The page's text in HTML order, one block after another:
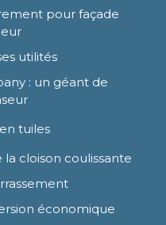
pour façade
utilités
: un géant de
tuiles
la cloison coulissante
économique